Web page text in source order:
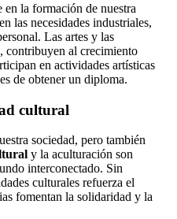
la formación de nuestra
las necesidades industriales,
Las artes y las
contribuyen al crecimiento
en actividades artísticas
de obtener un diploma.
cultural
sociedad, pero también
y la aculturación son
interconectado. Sin
culturales refuerza el
fomentan la solidaridad y la